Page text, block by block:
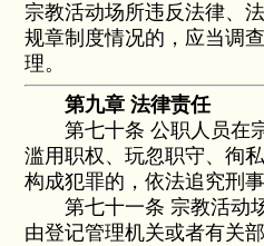
宗教活动场所违反法律、
规章制度情况的，应当调
理。
第九章 法律责任
第七十条 公职人员在
滥用职权、玩忽职守、徇
构成犯罪的，依法追究刑事
第七十一条 宗教活动场
由登记管理机关或者有关